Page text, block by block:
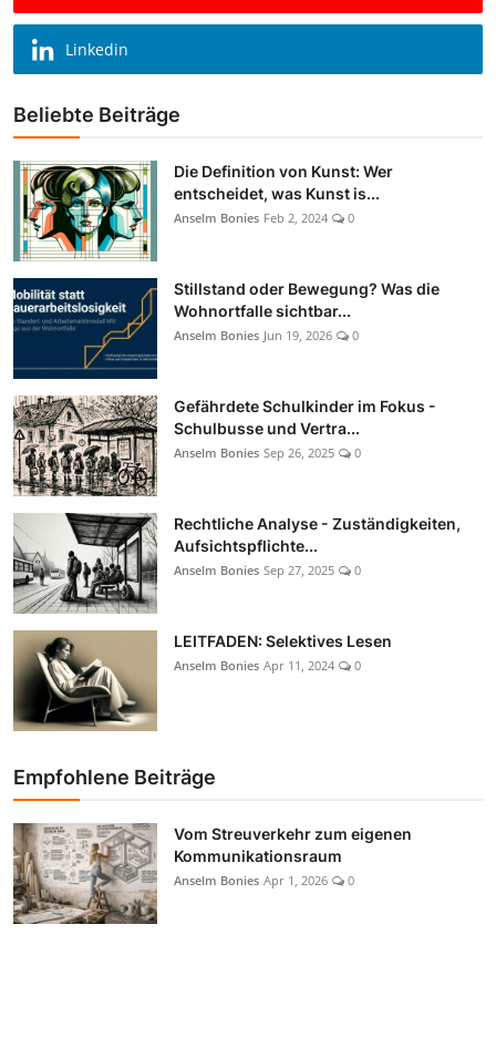
Linkedin
Beliebte Beiträge
Die Definition von Kunst: Wer
entscheidet, was Kunst is...
Anselm Bonies Feb 2, 2024 0
Stillstand oder Bewegung? Was die
Wohnortfalle sichtbar...
Anselm Bonies Jun 19, 2026 0
Gefährdete Schulkinder im Fokus -
Schulbusse und Vertra...
Anselm Bonies Sep 26, 2025 0
Rechtliche Analyse - Zuständigkeiten,
Aufsichtspflichte...
Anselm Bonies Sep 27, 2025 0
LEITFADEN: Selektives Lesen
Anselm Bonies Apr 11, 2024 0
Empfohlene Beiträge
Vom Streuverkehr zum eigenen
Kommunikationsraum
Anselm Bonies Apr 1, 2026 0